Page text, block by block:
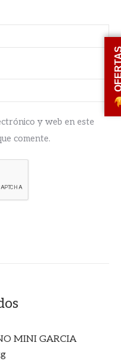
y web en este
comente.
MINI GARCIA